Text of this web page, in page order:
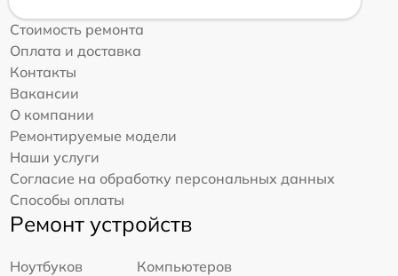
Стоимость ремонта
Оплата и доставка
Контакты
Вакансии
О компании
Ремонтируемые модели
Наши услуги
Согласие на обработку персональных данных
Способы оплаты
Ремонт устройств
Ноутбуков
Компьютеров